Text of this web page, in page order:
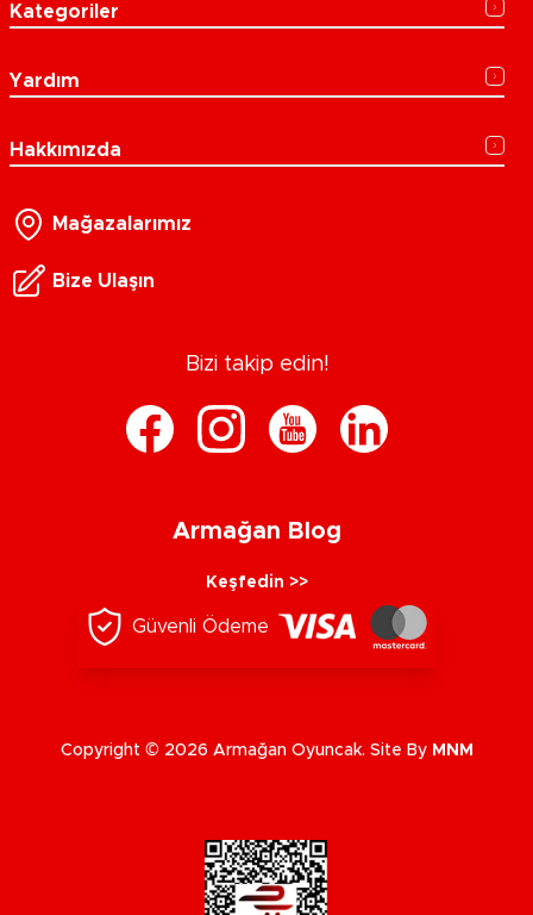
Kategoriler
Yardım
Hakkımızda
Mağazalarımız
Bize Ulaşın
Bizi takip edin!
Armağan Blog
Keşfedin >>
Güvenli Ödeme
Copyright © 2026 Armağan Oyuncak. Site By MNM